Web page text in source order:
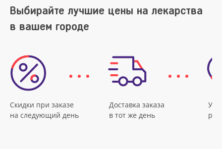
Выбирайте лучшие цены на лекарства
в вашем городе
Скидки при заказе
на следующий день
Доставка заказа
в тот же день